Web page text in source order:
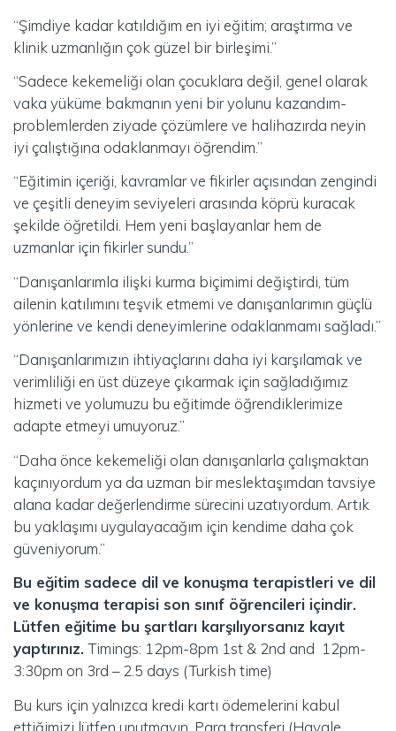
“Şimdiye kadar katıldığım en iyi eğitim; araştırma ve
klinik uzmanlığın çok güzel bir birleşimi.”
“Sadece kekemeliği olan çocuklara değil, genel olarak
vaka yüküme bakmanın yeni bir yolunu kazandım-
problemlerden ziyade çözümlere ve halihazırda neyin
iyi çalıştığına odaklanmayı öğrendim.”
“Eğitimin içeriği, kavramlar ve fikirler açısından zengindi
ve çeşitli deneyim seviyeleri arasında köprü kuracak
şekilde öğretildi. Hem yeni başlayanlar hem de
uzmanlar için fikirler sundu.”
“Danışanlarımla ilişki kurma biçimimi değiştirdi, tüm
ailenin katılımını teşvik etmemi ve danışanlarımın güçlü
yönlerine ve kendi deneyimlerine odaklanmamı sağladı.”
“Danışanlarımızın ihtiyaçlarını daha iyi karşılamak ve
verimliliği en üst düzeye çıkarmak için sağladığımız
hizmeti ve yolumuzu bu eğitimde öğrendiklerimize
adapte etmeyi umuyoruz.”
“Daha önce kekemeliği olan danışanlarla çalışmaktan
kaçınıyordum ya da uzman bir meslektaşımdan tavsiye
alana kadar değerlendirme sürecini uzatıyordum. Artık
bu yaklaşımı uygulayacağım için kendime daha çok
güveniyorum.”
Bu eğitim sadece dil ve konuşma terapistleri ve dil
ve konuşma terapisi son sınıf öğrencileri içindir.
Lütfen eğitime bu şartları karşılıyorsanız kayıt
yaptırınız. Timings: 12pm-8pm 1st & 2nd and 12pm-
3:30pm on 3rd – 2.5 days (Turkish time)
Bu kurs için yalnızca kredi kartı ödemelerini kabul
ettiğimizi lütfen unutmayın. Para transferi (Havale,